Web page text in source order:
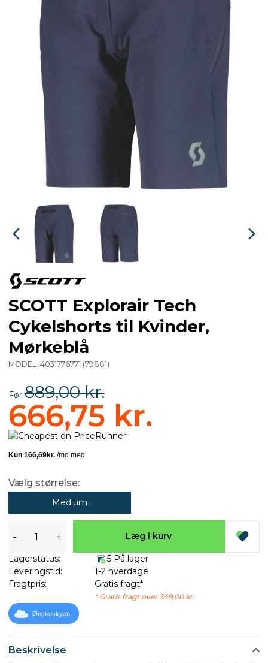
Beskrivelse
SCOTT Explorair Tech
Cykelshorts til Kvinder,
Mørkeblå
MODEL: 4031776771 (79881)
Før889,00 kr.
666,75 kr.
Vælg størrelse:
Medium
- + Læg i kurv
Lagerstatus:
5 På lager
Leveringstid:
1-2 hverdage
Fragtpris:
Gratis fragt*
* Gratis fragt over 349,00 kr.
Ønskeskyen